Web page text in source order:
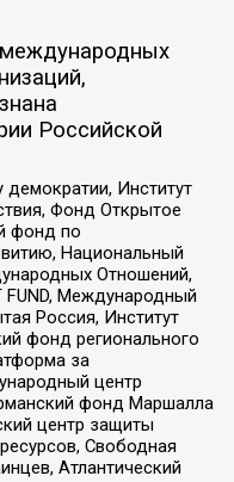
Российской
Институт
Фонд Открытое
фонд по
Национальный
Отношений,
FUND, Международный
Россия, Институт
фонд регионального
за
центр
фонд Маршалла
центр защиты
Свободная
Атлантический